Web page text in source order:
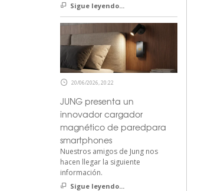
Sigue leyendo...
20/06/2026, 20:22
JUNG presenta un
innovador cargador
magnético de paredpara
smartphones
Nuestros amigos de Jung nos
hacen llegar la siguiente
información.
Sigue leyendo...